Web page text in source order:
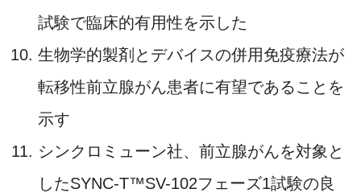
試験で臨床的有用性を示した
生物学的製剤とデバイスの併用免疫療法が
転移性前立腺がん患者に有望であることを
示す
シンクロミューン社、前立腺がんを対象と
したSYNC-T™SV-102フェーズ1試験の良